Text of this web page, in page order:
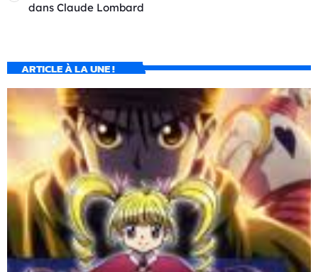
dans Claude Lombard
ARTICLE À LA UNE !